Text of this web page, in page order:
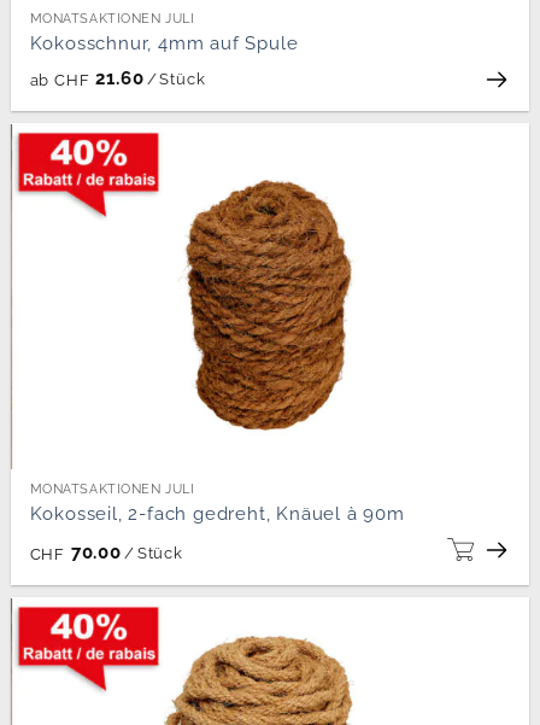
MONATSAKTIONEN JULI
Kokosschnur, 4mm auf Spule
ab CHF 21.60 /Stück
MONATSAKTIONEN JULI
Kokosseil, 2-fach gedreht, Knäuel à 90m
CHF 70.00 / Stück